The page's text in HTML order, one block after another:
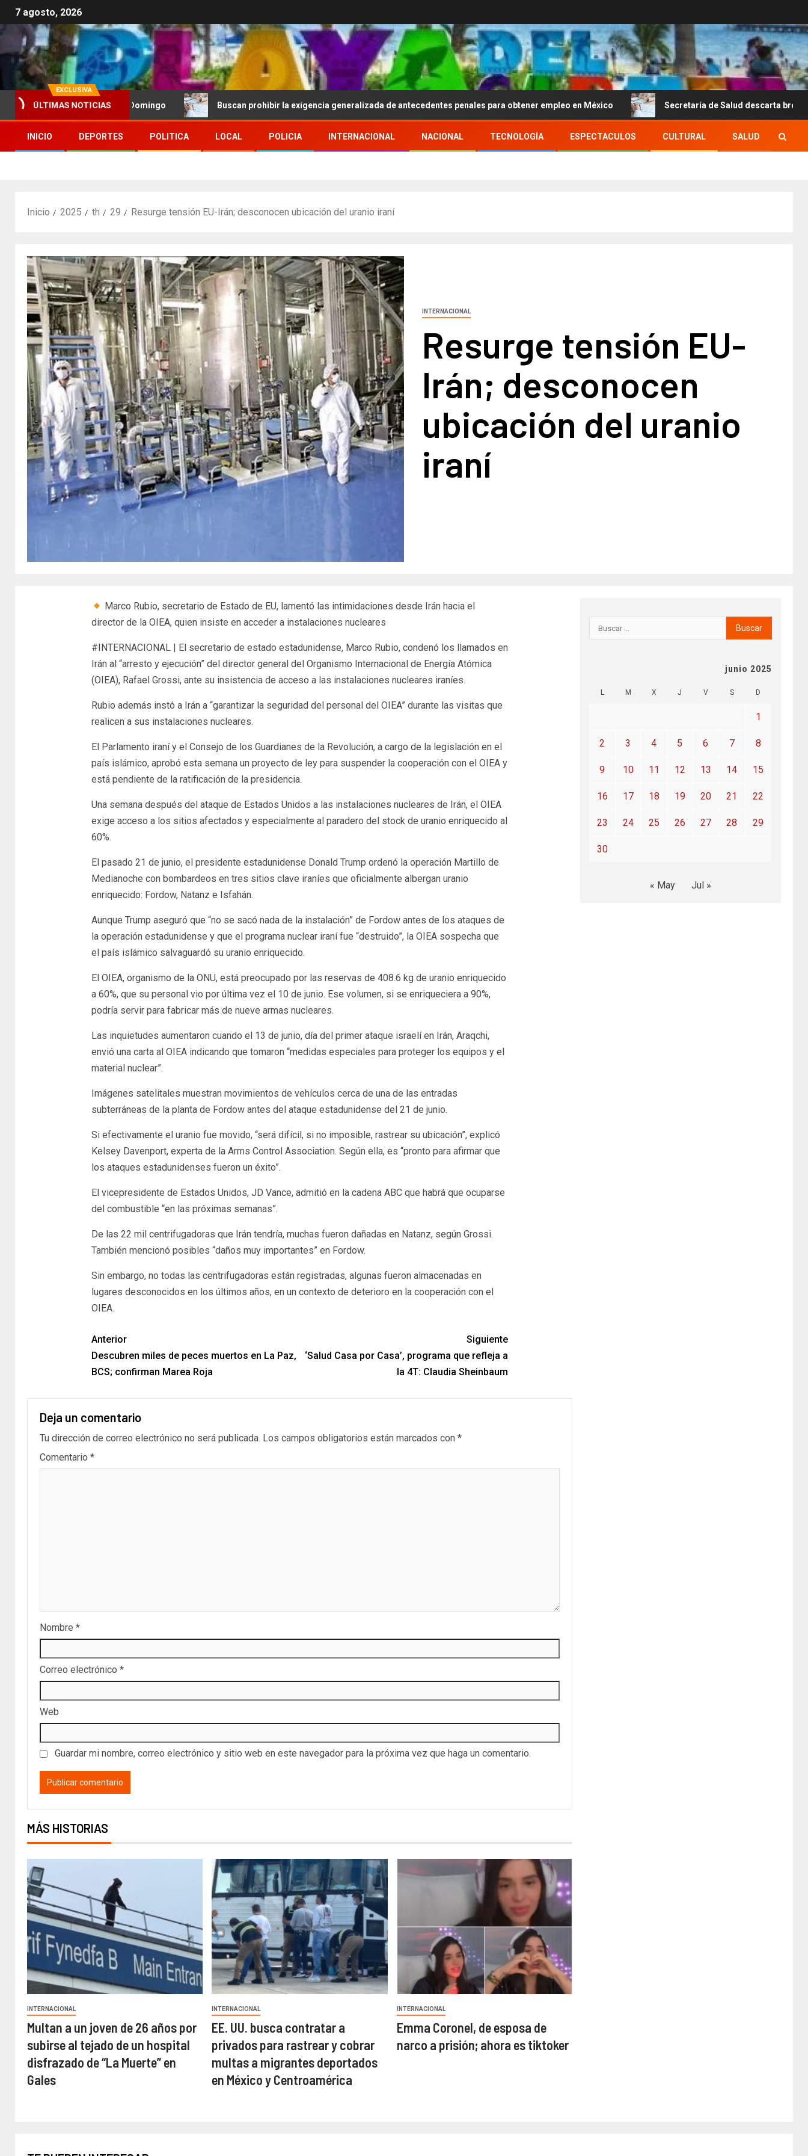
7 agosto, 2026
EXCLUSIVA
ÚLTIMAS NOTICIAS
en vela en Santo Domingo Buscan prohibir la exigencia generalizada de antecedentes penales para obtener empleo en México Secretaría de Salud descarta brote activo de
INICIO DEPORTES POLITICA LOCAL POLICIA INTERNACIONAL NACIONAL TECNOLOGÍA ESPECTACULOS CULTURAL SALUD
Inicio 2025 th 29 Resurge tensión EU-Irán; desconocen ubicación del uranio iraní
INTERNACIONAL
Resurge tensión EU-
Irán; desconocen
ubicación del uranio
iraní
Marco Rubio, secretario de Estado de EU, lamentó las intimidaciones desde Irán hacia el
director de la OIEA, quien insiste en acceder a instalaciones nucleares
#INTERNACIONAL | El secretario de estado estadunidense, Marco Rubio, condenó los llamados en
Irán al “arresto y ejecución” del director general del Organismo Internacional de Energía Atómica
(OIEA), Rafael Grossi, ante su insistencia de acceso a las instalaciones nucleares iraníes.
Rubio además instó a Irán a “garantizar la seguridad del personal del OIEA” durante las visitas que
realicen a sus instalaciones nucleares.
El Parlamento iraní y el Consejo de los Guardianes de la Revolución, a cargo de la legislación en el
país islámico, aprobó esta semana un proyecto de ley para suspender la cooperación con el OIEA y
está pendiente de la ratificación de la presidencia.
Una semana después del ataque de Estados Unidos a las instalaciones nucleares de Irán, el OIEA
exige acceso a los sitios afectados y especialmente al paradero del stock de uranio enriquecido al
60%.
El pasado 21 de junio, el presidente estadunidense Donald Trump ordenó la operación Martillo de
Medianoche con bombardeos en tres sitios clave iraníes que oficialmente albergan uranio
enriquecido: Fordow, Natanz e Isfahán.
Aunque Trump aseguró que “no se sacó nada de la instalación” de Fordow antes de los ataques de
la operación estadunidense y que el programa nuclear iraní fue “destruido”, la OIEA sospecha que
el país islámico salvaguardó su uranio enriquecido.
El OIEA, organismo de la ONU, está preocupado por las reservas de 408.6 kg de uranio enriquecido
a 60%, que su personal vio por última vez el 10 de junio. Ese volumen, si se enriqueciera a 90%,
podría servir para fabricar más de nueve armas nucleares.
Las inquietudes aumentaron cuando el 13 de junio, día del primer ataque israelí en Irán, Araqchi,
envió una carta al OIEA indicando que tomaron “medidas especiales para proteger los equipos y el
material nuclear”.
Imágenes satelitales muestran movimientos de vehículos cerca de una de las entradas
subterráneas de la planta de Fordow antes del ataque estadunidense del 21 de junio.
Si efectivamente el uranio fue movido, “será difícil, si no imposible, rastrear su ubicación”, explicó
Kelsey Davenport, experta de la Arms Control Association. Según ella, es “pronto para afirmar que
los ataques estadunidenses fueron un éxito”.
El vicepresidente de Estados Unidos, JD Vance, admitió en la cadena ABC que habrá que ocuparse
del combustible “en las próximas semanas”.
De las 22 mil centrifugadoras que Irán tendría, muchas fueron dañadas en Natanz, según Grossi.
También mencionó posibles “daños muy importantes” en Fordow.
Sin embargo, no todas las centrifugadoras están registradas, algunas fueron almacenadas en
lugares desconocidos en los últimos años, en un contexto de deterioro en la cooperación con el
OIEA.
Anterior
Descubren miles de peces muertos en La Paz,
BCS; confirman Marea Roja
Siguiente
‘Salud Casa por Casa’, programa que refleja a
la 4T: Claudia Sheinbaum
Deja un comentario
Tu dirección de correo electrónico no será publicada. Los campos obligatorios están marcados con *
Comentario *
Nombre *
Correo electrónico *
Web
Guardar mi nombre, correo electrónico y sitio web en este navegador para la próxima vez que haga un comentario.
MÁS HISTORIAS
INTERNACIONAL
Multan a un joven de 26 años por
subirse al tejado de un hospital
disfrazado de “La Muerte” en
Gales
INTERNACIONAL
EE. UU. busca contratar a
privados para rastrear y cobrar
multas a migrantes deportados
en México y Centroamérica
INTERNACIONAL
Emma Coronel, de esposa de
narco a prisión; ahora es tiktoker
junio 2025
L M X J V S D
1
2 3 4 5 6 7 8
9 10 11 12 13 14 15
16 17 18 19 20 21 22
23 24 25 26 27 28 29
30
« May Jul »